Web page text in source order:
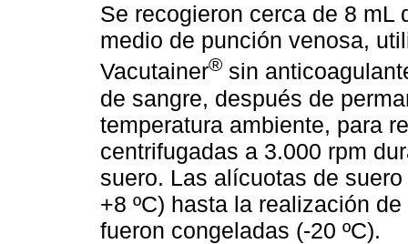
Se recogieron cerca de 8 mL
medio de punción venosa,
Vacutainer® sin
de sangre, después de
temperatura ambiente, para
centrifugadas a 3.000 rpm
suero. Las alícuotas de
+8 ºC) hasta la realización
fueron congeladas (-20 ºC).